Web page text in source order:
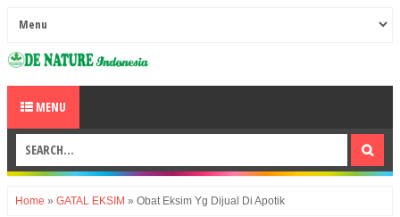
MENU
Home » GATAL EKSIM » Obat Eksim Yg Dijual Di Apotik